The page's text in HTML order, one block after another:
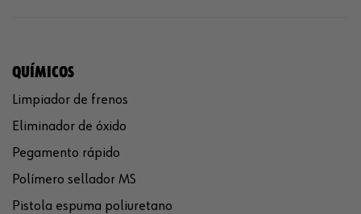
QUÍMICOS
Limpiador de frenos
Eliminador de óxido
Pegamento rápido
Polímero sellador MS
Pistola espuma poliuretano